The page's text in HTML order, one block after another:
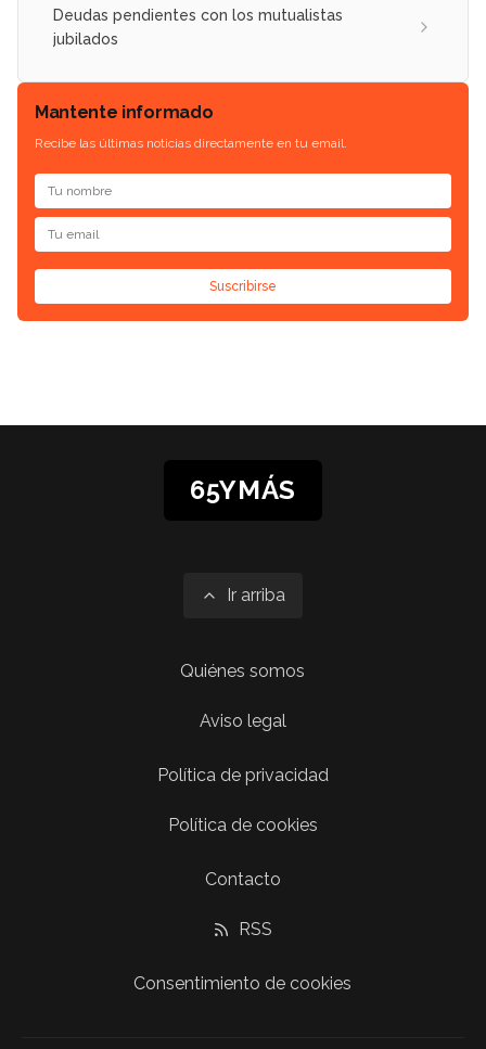
Deudas pendientes con los mutualistas
jubilados
Mantente informado
Recibe las últimas noticias directamente en tu email.
Suscribirse
65YMÁS
Ir arriba
Quiénes somos
Aviso legal
Política de privacidad
Política de cookies
Contacto
RSS
Consentimiento de cookies